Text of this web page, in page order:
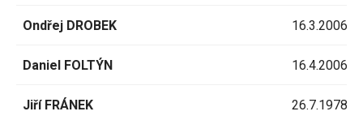
Ondřej DROBEK 16.3.2006
Daniel FOLTÝN 16.4.2006
Jiří FRÁNEK 26.7.1978